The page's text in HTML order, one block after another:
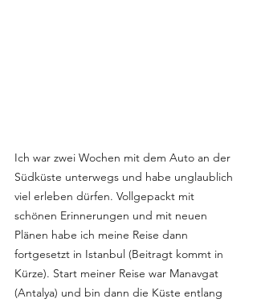
Ich war zwei Wochen mit dem Auto an der
Südküste unterwegs und habe unglaublich
viel erleben dürfen. Vollgepackt mit
schönen Erinnerungen und mit neuen
Plänen habe ich meine Reise dann
fortgesetzt in Istanbul (Beitragt kommt in
Kürze). Start meiner Reise war Manavgat
(Antalya) und bin dann die Küste entlang